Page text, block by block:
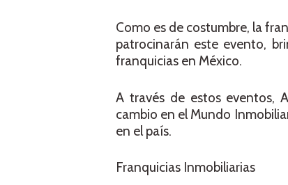
Como es de costumbre, la
patrocinarán este evento,
franquicias en México.
A través de estos eventos,
cambio en el Mundo
en el país.
Franquicias Inmobiliarias